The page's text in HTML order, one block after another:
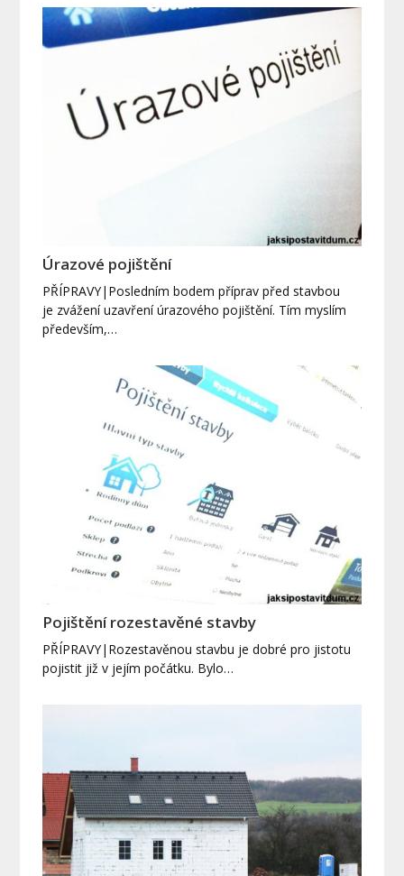
Úrazové pojištění
PŘÍPRAVY|Posledním bodem příprav před stavbou
je zvážení uzavření úrazového pojištění. Tím myslím
především,…
Pojištění rozestavěné stavby
PŘÍPRAVY|Rozestavěnou stavbu je dobré pro jistotu
pojistit již v jejím počátku. Bylo…